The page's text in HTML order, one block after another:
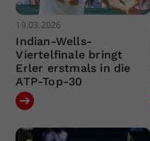
19.03.2026
Indian-Wells-
Viertelfinale bringt
Erler erstmals in die
ATP-Top-30